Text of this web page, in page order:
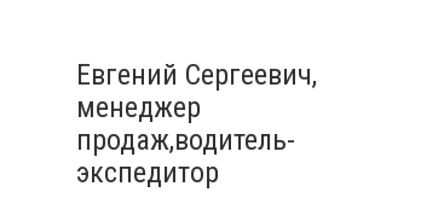
Евгений Сергеевич,
менеджер
продаж,водитель-
экспедитор